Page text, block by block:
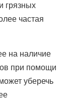
грязных
частая
на наличие
при помощи
уберечь